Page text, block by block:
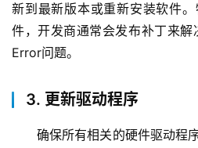
新到最新版本或重新安装软件
件，开发商通常会发布补丁来
Error问题。
3. 更新驱动程序
确保所有相关的硬件驱动程